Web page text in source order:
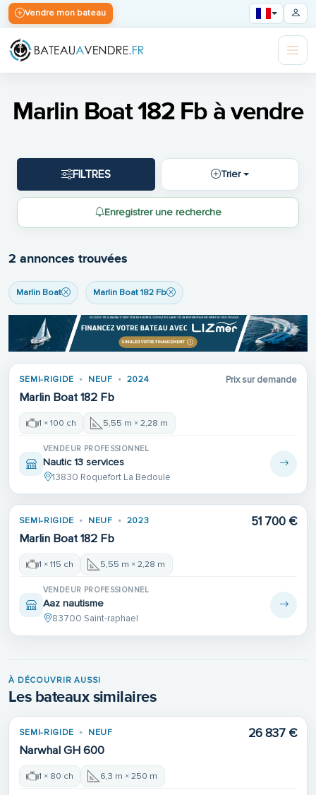
Vendre mon bateau
Marlin Boat 182 Fb à vendre
FILTRES Trier
Enregistrer une recherche
2 annonces trouvées
Marlin Boat Marlin Boat 182 Fb
SEMI-RIGIDE NEUF 2024
Marlin Boat 182 Fb
Prix sur demande
1 × 100 ch 5,55 m × 2,28 m
VENDEUR PROFESSIONNEL
Nautic 13 services
13830 Roquefort La Bedoule
SEMI-RIGIDE NEUF 2023
Marlin Boat 182 Fb
51 700 €
1 × 115 ch 5,55 m × 2,28 m
VENDEUR PROFESSIONNEL
Aaz nautisme
83700 Saint-raphael
À DÉCOUVRIR AUSSI
Les bateaux similaires
SEMI-RIGIDE NEUF
Narwhal GH 600
26 837 €
1 × 80 ch 6,3 m × 250 m